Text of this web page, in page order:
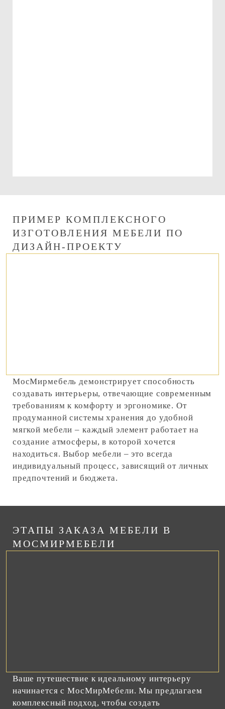
ПРИМЕР КОМПЛЕКСНОГО
ИЗГОТОВЛЕНИЯ МЕБЕЛИ ПО
ДИЗАЙН-ПРОЕКТУ
МосМирмебель демонстрирует способность
создавать интерьеры, отвечающие современным
требованиям к комфорту и эргономике. От
продуманной системы хранения до удобной
мягкой мебели – каждый элемент работает на
создание атмосферы, в которой хочется
находиться. Выбор мебели – это всегда
индивидуальный процесс, зависящий от личных
предпочтений и бюджета.
ЭТАПЫ ЗАКАЗА МЕБЕЛИ В
МОСМИРМЕБЕЛИ
Ваше путешествие к идеальному интерьеру
начинается с МосМирМебели. Мы предлагаем
комплексный подход, чтобы создать